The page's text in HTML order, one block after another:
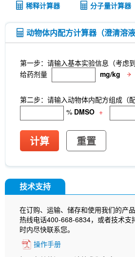
稀释计算器 分子量计算器
动物体内配方计算器（澄清溶液
第一步：请输入基本实验信息（考虑
给药剂量
mg/kg
第二步：请输入动物体内配方组成（
% DMSO +
计算 重置
技术支持
在订购、运输、储存和使用我们的产
热线电话400-668-6834，或者技术支
时内尽快联系您。
操作手册